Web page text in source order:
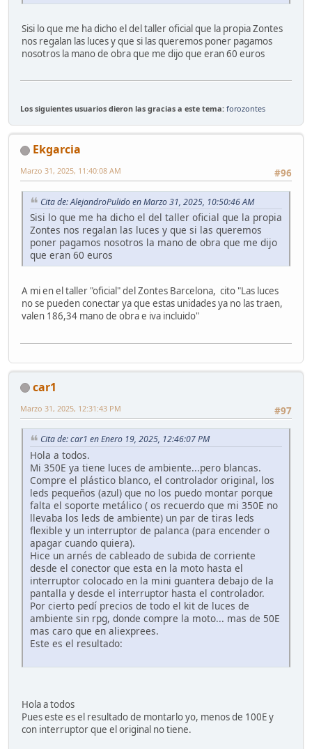
Sisi lo que me ha dicho el del taller oficial que la propia Zontes
nos regalan las luces y que si las queremos poner pagamos
nosotros la mano de obra que me dijo que eran 60 euros
Los siguientes usuarios dieron las gracias a este tema: forozontes
Ekgarcia
#96
Marzo 31, 2025, 11:40:08 AM
Cita de: AlejandroPulido en Marzo 31, 2025, 10:50:46 AM
Sisi lo que me ha dicho el del taller oficial que la propia
Zontes nos regalan las luces y que si las queremos
poner pagamos nosotros la mano de obra que me dijo
que eran 60 euros
A mi en el taller "oficial" del Zontes Barcelona, cito "Las luces
no se pueden conectar ya que estas unidades ya no las traen,
valen 186,34 mano de obra e iva incluido"
car1
#97
Marzo 31, 2025, 12:31:43 PM
Cita de: car1 en Enero 19, 2025, 12:46:07 PM
Hola a todos.
Mi 350E ya tiene luces de ambiente...pero blancas.
Compre el plástico blanco, el controlador original, los
leds pequeños (azul) que no los puedo montar porque
falta el soporte metálico ( os recuerdo que mi 350E no
llevaba los leds de ambiente) un par de tiras leds
flexible y un interruptor de palanca (para encender o
apagar cuando quiera).
Hice un arnés de cableado de subida de corriente
desde el conector que esta en la moto hasta el
interruptor colocado en la mini guantera debajo de la
pantalla y desde el interruptor hasta el controlador.
Por cierto pedí precios de todo el kit de luces de
ambiente sin rpg, donde compre la moto... mas de 50E
mas caro que en aliexprees.
Este es el resultado:
Hola a todos
Pues este es el resultado de montarlo yo, menos de 100E y
con interruptor que el original no tiene.